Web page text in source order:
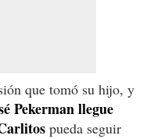
que tomó su hijo, y
Pekerman llegue
pueda seguir